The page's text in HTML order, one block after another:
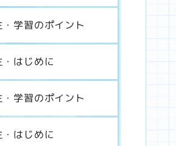
・学習のポイント
・はじめに
・学習のポイント
・はじめに